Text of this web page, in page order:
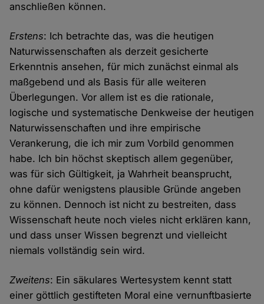
anschließen können.
Erstens: Ich betrachte das, was die heutigen
Naturwissenschaften als derzeit gesicherte
Erkenntnis ansehen, für mich zunächst einmal als
maßgebend und als Basis für alle weiteren
Überlegungen. Vor allem ist es die rationale,
logische und systematische Denkweise der heutigen
Naturwissenschaften und ihre empirische
Verankerung, die ich mir zum Vorbild genommen
habe. Ich bin höchst skeptisch allem gegenüber,
was für sich Gültigkeit, ja Wahrheit beansprucht,
ohne dafür wenigstens plausible Gründe angeben
zu können. Dennoch ist nicht zu bestreiten, dass
Wissenschaft heute noch vieles nicht erklären kann,
und dass unser Wissen begrenzt und vielleicht
niemals vollständig sein wird.
Zweitens: Ein säkulares Wertesystem kennt statt
einer göttlich gestifteten Moral eine vernunftbasierte